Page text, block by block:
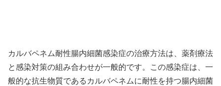
カルバペネム耐性腸内細菌感染症の治療方法は、薬剤療法
と感染対策の組み合わせが一般的です。この感染症は、一
般的な抗生物質であるカルバペネムに耐性を持つ腸内細菌